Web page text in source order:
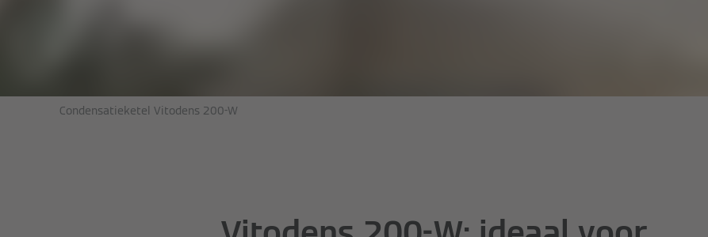
Condensatieketel Vitodens 200-W